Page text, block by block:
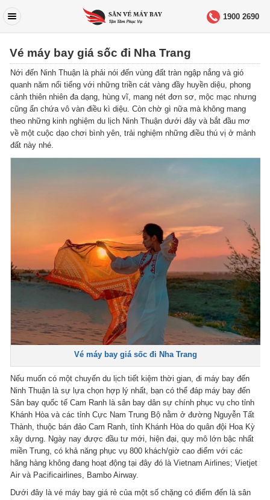
1900 2690
Vé máy bay giá sốc đi Nha Trang
Nới đến Ninh Thuận là phải nói đến vùng đất tràn ngập nắng và gió
quanh năm nổi tiếng với những triền cát vàng đầy huyền diệu, phong
cảnh thiên nhiên đa dạng, hùng vĩ, mang nét đơn sơ, mộc mạc nhưng
cũng ẩn chứa vô vàn điều kì diệu. Còn chờ gì nữa mà không mang
theo những kinh nghiệm du lịch Ninh Thuận dưới đây và bắt đầu mơ
về một cuộc dạo chơi bình yên, trải nghiệm những điều thú vị ở mảnh
đất này nhé.
Vé máy bay giá sốc đi Nha Trang
Nếu muốn có một chuyến du lịch tiết kiệm thời gian, đi máy bay đến
Ninh Thuận là sự lựa chọn hợp lý nhất, bạn có thể đáp máy bay đến
Sân bay quốc tế Cam Ranh là sân bay dân sự chính phục vụ cho tỉnh
Khánh Hòa và các tỉnh Cực Nam Trung Bộ nằm ở đường Nguyễn Tất
Thành, thuộc bán đảo Cam Ranh, tỉnh Khánh Hòa do quân đội Hoa Kỳ
xây dựng. Ngày nay được đầu tư mới, hiện đại, quy mô lớn bậc nhất
miền Trung, có khả năng phục vụ 800 khách/giờ cao điểm với các
hãng hàng không đang hoạt động tại đây đó là Vietnam Airlines; Vietjet
Air và Pacificairlines, Bambo Airway.
Dưới đây là vé máy bay giá rẻ của một số chặng có điểm đến là sân